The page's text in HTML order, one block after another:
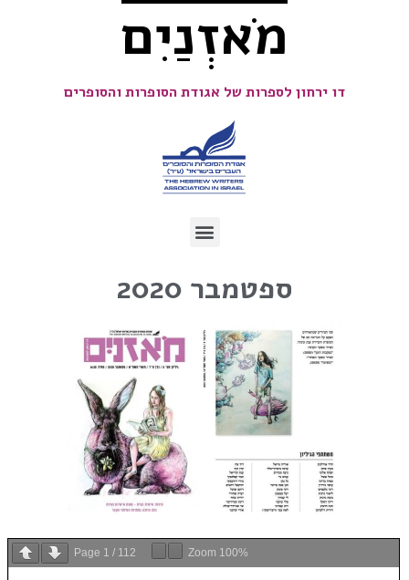
מֹאזְנַיִם
דו ירחון לספרות של אגודת הסופרות והסופרים
ספטמבר 2020
Page 1 / 112 Zoom 100%